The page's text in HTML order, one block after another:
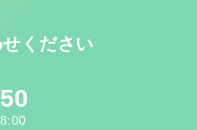
ください